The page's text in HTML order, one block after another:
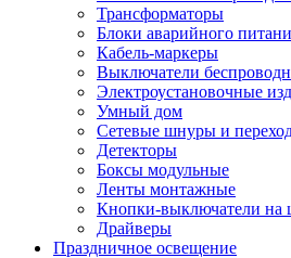
Трансформаторы
Блоки аварийного
Кабель-маркеры
Выключатели
Электроустановочные
Умный дом
Сетевые шнуры и
Детекторы
Боксы модульные
Ленты монтажные
Кнопки-выключатели на
Драйверы
Праздничное освещение